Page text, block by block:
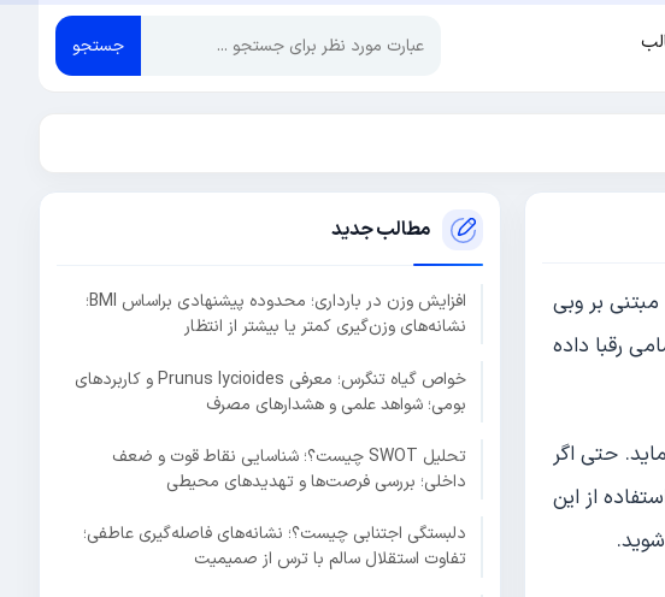
جستجو
مبتنی بر وبی
رقبا داده
حتی اگر
از این
مطالب جدید
افزایش وزن در بارداری؛ محدوده پیشنهادی براساس BMI؛
نشانه‌های وزن‌گیری کمتر یا بیشتر از انتظار
خواص گیاه تنگرس؛ معرفی Prunus lycioides و کاربردهای
بومی؛ شواهد علمی و هشدارهای مصرف
تحلیل SWOT چیست؟؛ شناسایی نقاط قوت و ضعف
داخلی؛ بررسی فرصت‌ها و تهدیدهای محیطی
دلبستگی اجتنابی چیست؟؛ نشانه‌های فاصله‌گیری عاطفی؛
تفاوت استقلال سالم با ترس از صمیمیت